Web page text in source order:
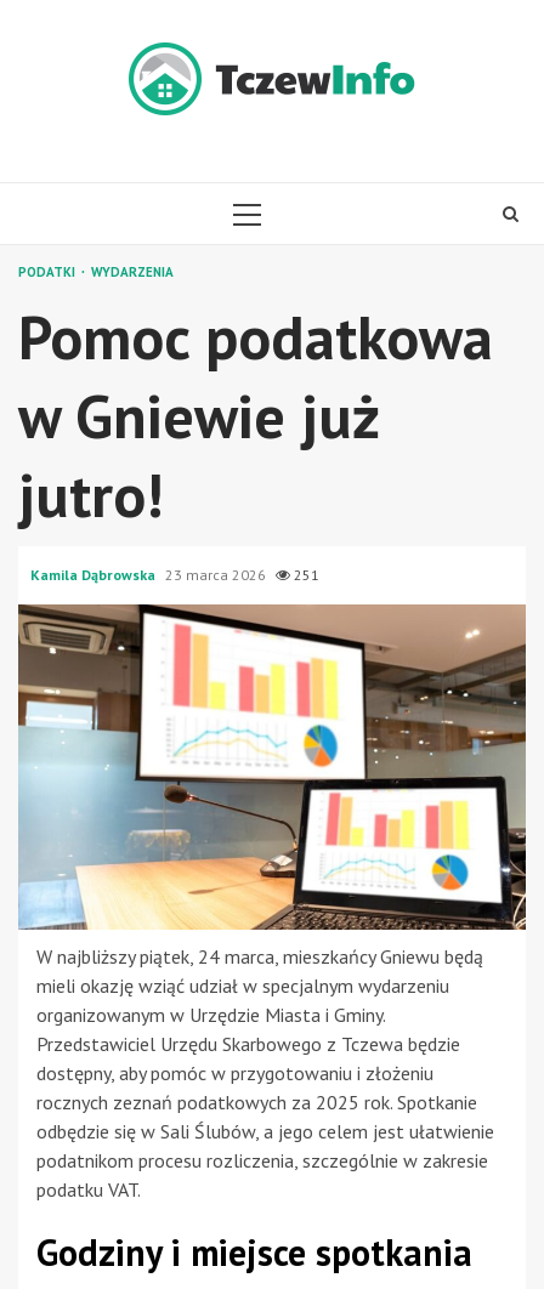
PRIMARY
PODATKI WYDARZENIA
Pomoc podatkowa
w Gniewie już
jutro!
Kamila Dąbrowska 23 marca 2026 251
W najbliższy piątek, 24 marca, mieszkańcy Gniewu będą
mieli okazję wziąć udział w specjalnym wydarzeniu
organizowanym w Urzędzie Miasta i Gminy.
Przedstawiciel Urzędu Skarbowego z Tczewa będzie
dostępny, aby pomóc w przygotowaniu i złożeniu
rocznych zeznań podatkowych za 2025 rok. Spotkanie
odbędzie się w Sali Ślubów, a jego celem jest ułatwienie
podatnikom procesu rozliczenia, szczególnie w zakresie
podatku VAT.
Godziny i miejsce spotkania